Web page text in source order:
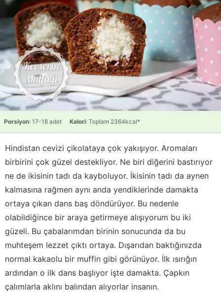
Porsiyon: 17-18 adet Kalori: Toplam 2364kcal*
Hindistan cevizi çikolataya çok yakışıyor. Aromaları
birbirini çok güzel destekliyor. Ne biri diğerini bastırıyor
ne de ikisinin tadı da kayboluyor. İkisinin tadı da aynen
kalmasına rağmen aynı anda yendiklerinde damakta
ortaya çıkan dans baş döndürüyor. Bu nedenle
olabildiğince bir araya getirmeye alışıyorum bu iki
güzeli. Bu çabalarımdan birinin sonucunda da bu
muhteşem lezzet çıktı ortaya. Dışarıdan baktığınızda
normal kakaolu bir muffin gibi görünüyor. İlk ısırığın
ardından o ilk dans başlıyor işte damakta. Çapkın
çalımlarla aklını balından alıyorlar insanın.